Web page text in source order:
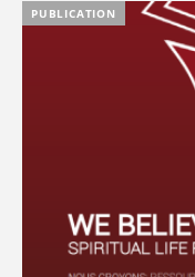
PUBLICATION